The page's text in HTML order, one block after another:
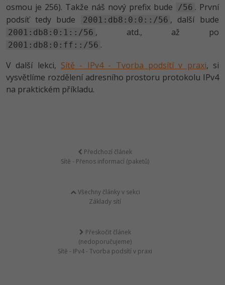
osmou je 256). Takže náš nový prefix bude
/56 . První
podsíť tedy bude
2001:db8:0:0::/56 , další bude
2001:db8:0:1::/56 , atd., až po
2001:db8:0:ff::/56 .
V další lekci, Sítě - IPv4 - Tvorba podsítí v praxi, si
vysvětlíme rozdělení adresního prostoru protokolu IPv4
na praktickém příkladu.
Předchozí článek
Sítě - Přenos informací (paketů)
Všechny články v sekci
Základy sítí
Přeskočit článek
(nedoporučujeme)
Sítě - IPv4 - Tvorba podsítí v praxi